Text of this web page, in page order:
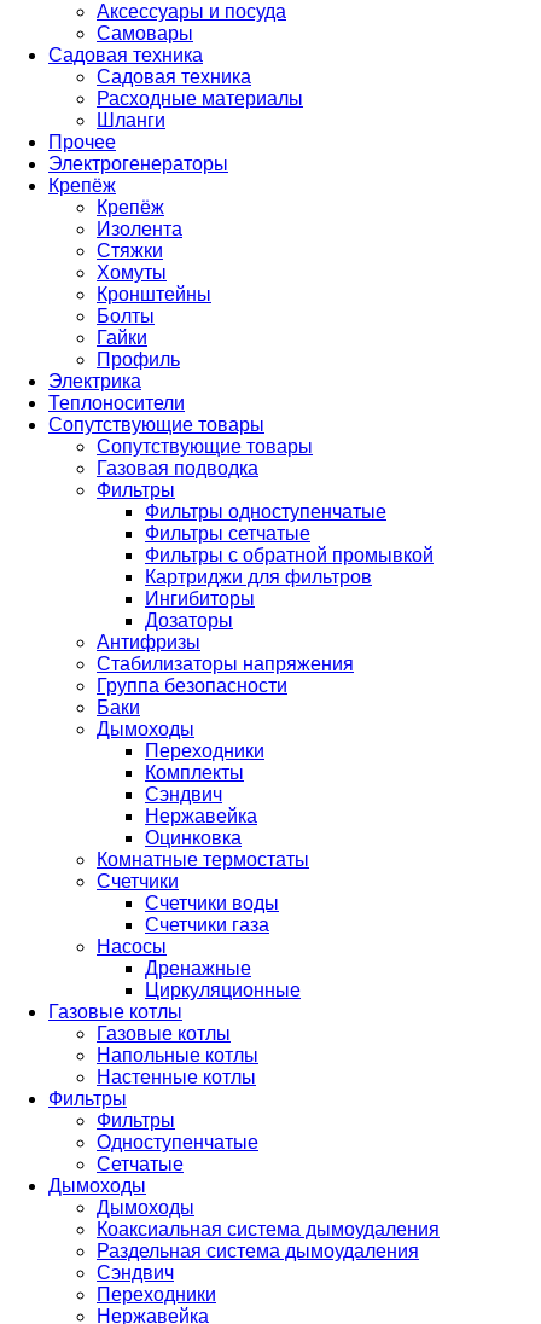
Аксессуары и посуда
Самовары
Садовая техника
Садовая техника
Расходные материалы
Шланги
Прочее
Электрогенераторы
Крепёж
Крепёж
Изолента
Стяжки
Хомуты
Кронштейны
Болты
Гайки
Профиль
Электрика
Теплоносители
Сопутствующие товары
Сопутствующие товары
Газовая подводка
Фильтры
Фильтры одноступенчатые
Фильтры сетчатые
Фильтры с обратной промывкой
Картриджи для фильтров
Ингибиторы
Дозаторы
Антифризы
Стабилизаторы напряжения
Группа безопасности
Баки
Дымоходы
Переходники
Комплекты
Сэндвич
Нержавейка
Оцинковка
Комнатные термостаты
Счетчики
Счетчики воды
Счетчики газа
Насосы
Дренажные
Циркуляционные
Газовые котлы
Газовые котлы
Напольные котлы
Настенные котлы
Фильтры
Фильтры
Одноступенчатые
Сетчатые
Дымоходы
Дымоходы
Коаксиальная система дымоудаления
Раздельная система дымоудаления
Сэндвич
Переходники
Нержавейка